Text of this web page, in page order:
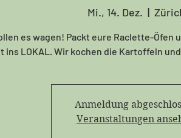
Mi., 14. Dez.
  |
es wagen! Packt eure Raclette-Öfen
ins LOKAL. Wir kochen die Kartoffeln
Anmeldung
Veranstaltungen